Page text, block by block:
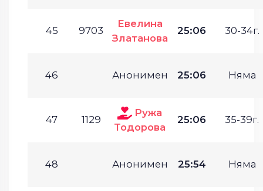
45 9703
Евелина
Златанова
25:06 30-34г.
46 Анонимен 25:06 Няма
47 1129
Ружа
Тодорова
25:06 35-39г.
48 Анонимен 25:54 Няма